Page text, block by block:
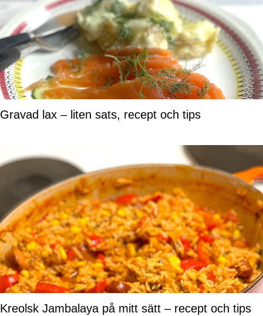
Gravad lax – liten sats, recept och tips
Kreolsk Jambalaya på mitt sätt – recept och tips